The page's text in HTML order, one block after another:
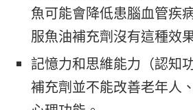
魚可能會降低患腦血管疾
服魚油補充劑沒有這種效
記憶力和思維能力（認知
補充劑並不能改善老年人